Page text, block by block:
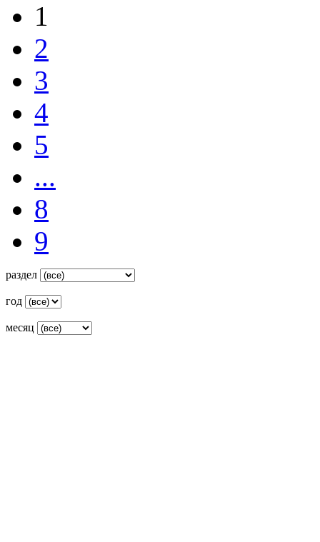
1
2
3
4
5
...
8
9
раздел
год
месяц